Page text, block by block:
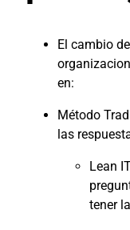
El cambio
en:
Método
las
Lean
tener